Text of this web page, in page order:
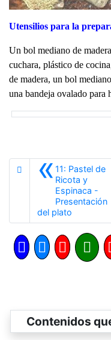
Utensilios para la
Un bol mediano de
cuchara, plástico de
de madera, un bol
una bandeja ovalado para
«11: Pastel de
Ricota y
Espinaca -
Presentación
del plato
Contenidos